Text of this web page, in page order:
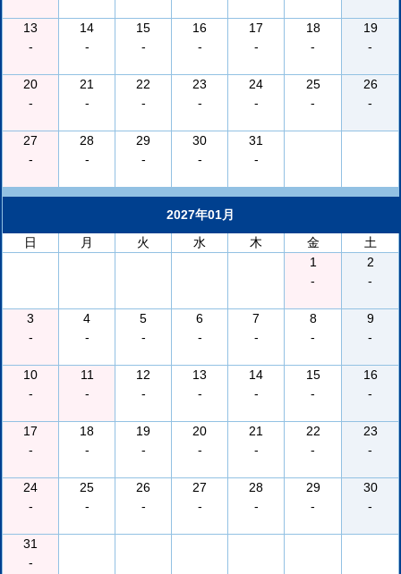
13
-
14
-
15
-
16
-
17
-
18
-
19
-
20
-
21
-
22
-
23
-
24
-
25
-
26
-
27
-
28
-
29
-
30
-
31
-
2027年01月
日
月 火 水 木 金
土
1
-
2
-
3
-
4
-
5
-
6
-
7
-
8
-
9
-
10
-
11
-
12
-
13
-
14
-
15
-
16
-
17
-
18
-
19
-
20
-
21
-
22
-
23
-
24
-
25
-
26
-
27
-
28
-
29
-
30
-
31
-